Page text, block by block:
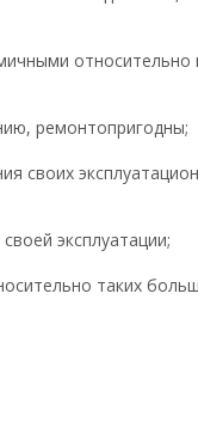
относительно
ремонтопригодны;
своих
эксплуатации;
таких